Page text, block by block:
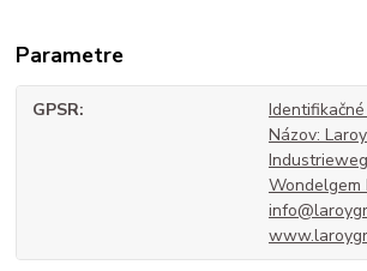
Parametre
GPSR
Názov:
Wondelgem